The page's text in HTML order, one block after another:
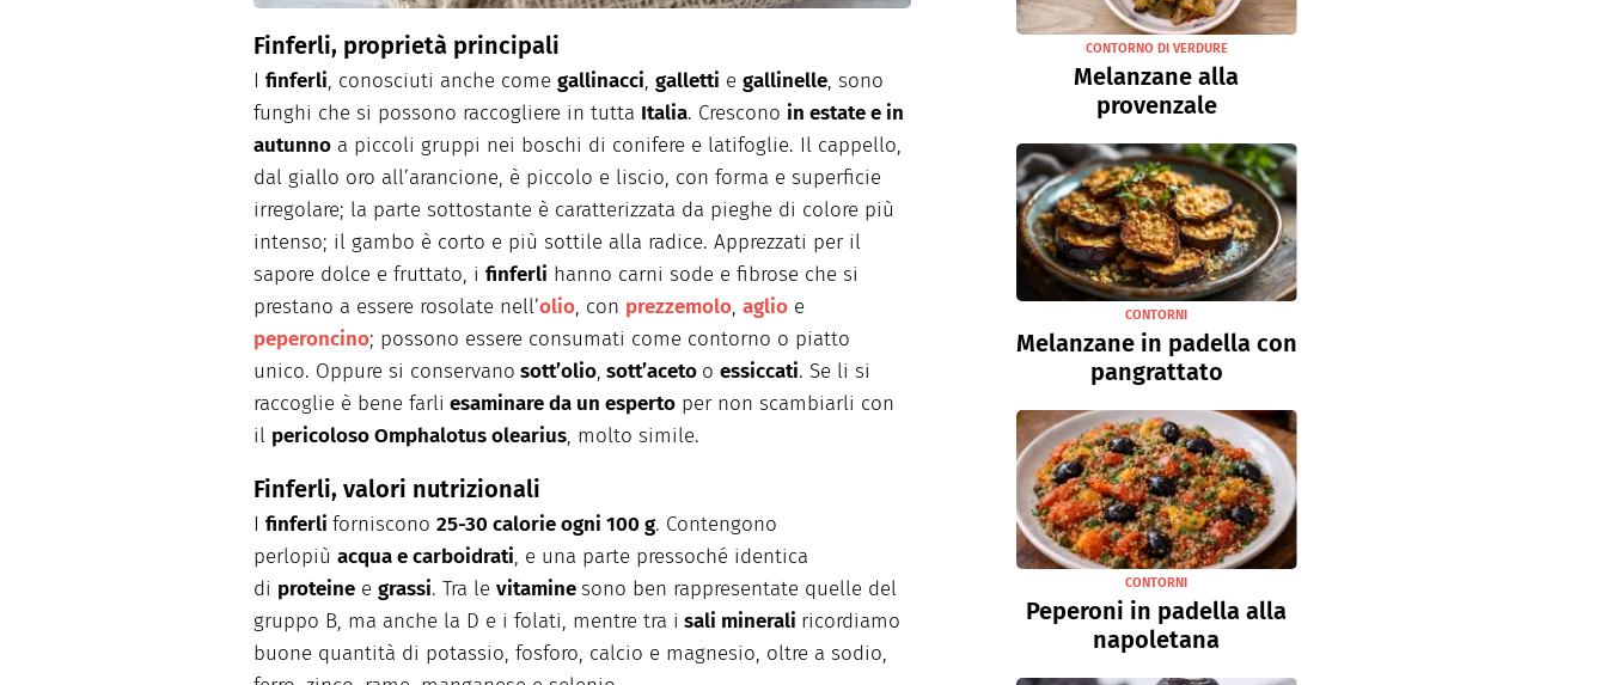
Finferli, proprietà principali
I finferli, conosciuti anche come gallinacci, galletti e gallinelle, sono
funghi che si possono raccogliere in tutta Italia. Crescono in estate e in
autunno a piccoli gruppi nei boschi di conifere e latifoglie. Il cappello,
dal giallo oro all’arancione, è piccolo e liscio, con forma e superficie
irregolare; la parte sottostante è caratterizzata da pieghe di colore più
intenso; il gambo è corto e più sottile alla radice. Apprezzati per il
sapore dolce e fruttato, i finferli hanno carni sode e fibrose che si
prestano a essere rosolate nell’olio, con prezzemolo, aglio e
peperoncino; possono essere consumati come contorno o piatto
unico. Oppure si conservano sott’olio, sott’aceto o essiccati. Se li si
raccoglie è bene farli esaminare da un esperto per non scambiarli con
il pericoloso Omphalotus olearius, molto simile.
Finferli, valori nutrizionali
I finferli forniscono 25-30 calorie ogni 100 g. Contengono
perlopiù acqua e carboidrati, e una parte pressoché identica
di proteine e grassi. Tra le vitaminesono ben rappresentate quelle del
gruppo B, ma anche la D e i folati, mentre tra i sali minerali ricordiamo
buone quantità di potassio, fosforo, calcio e magnesio, oltre a sodio,
CONTORNO DI VERDURE
Melanzane alla
provenzale
CONTORNI
Melanzane in padella con
pangrattato
CONTORNI
Peperoni in padella alla
napoletana